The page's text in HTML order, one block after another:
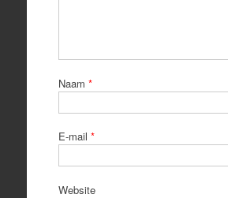
Naam *
E-mail *
Website